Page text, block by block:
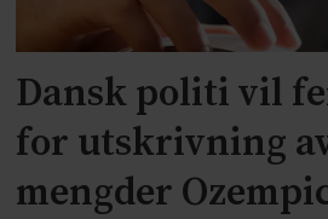
Dansk politi vil
for utskrivning
mengder